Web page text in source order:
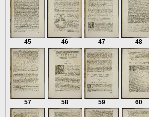
45 46 47 48
57 58 59 60